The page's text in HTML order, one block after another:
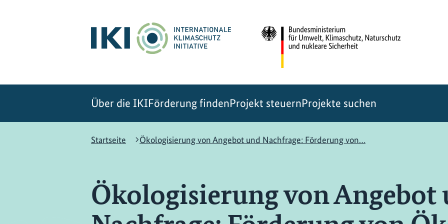
Über die IKIFörderung findenProjekt steuernProjekte suchen
Startseite
Ökologisierung von Angebot und Nachfrage: Förderung von…
Ökologisierung von Angebot